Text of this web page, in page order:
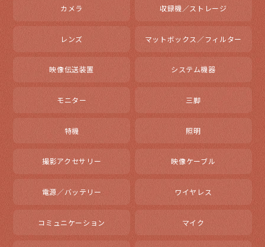
カメラ 収録機／ストレージ
レンズ マットボックス／フィルター
映像伝送装置 システム機器
モニター 三脚
特機 照明
撮影アクセサリー 映像ケーブル
電源／バッテリー ワイヤレス
コミュニケーション マイク